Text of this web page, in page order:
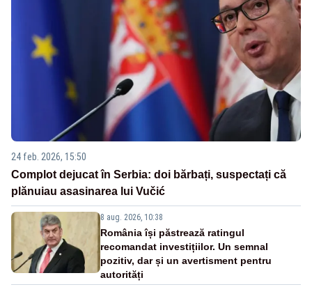
24 feb. 2026, 15:50
Complot dejucat în Serbia: doi bărbați, suspectați că
plănuiau asasinarea lui Vučić
8 aug. 2026, 10:38
România își păstrează ratingul
recomandat investițiilor. Un semnal
pozitiv, dar și un avertisment pentru
autorități